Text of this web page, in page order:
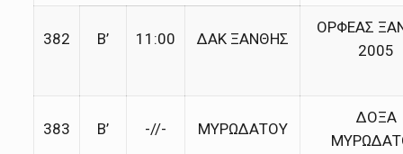
382 Β’ 11:00 ΔΑΚ ΞΑΝΘΗΣ
ΟΡΦΕΑΣ
2005
383 Β’ -//- ΜΥΡΩΔΑΤΟΥ
ΔΟΞΑ